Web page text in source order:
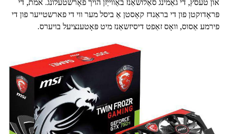
פּראָדוקטן פון די בראַנדז קאָסטן אַ ביסל מער ווי די פארשטייער פון די
פירמע אַסוס, וואָס זאַפט דיסיזשאַנז מיט פּאָטענציעל בויערס.